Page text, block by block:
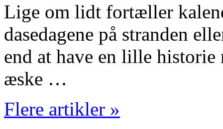
Lige om lidt fortæller
dasedagene på stranden
end at have en lille historie
æske …
Flere artikler »